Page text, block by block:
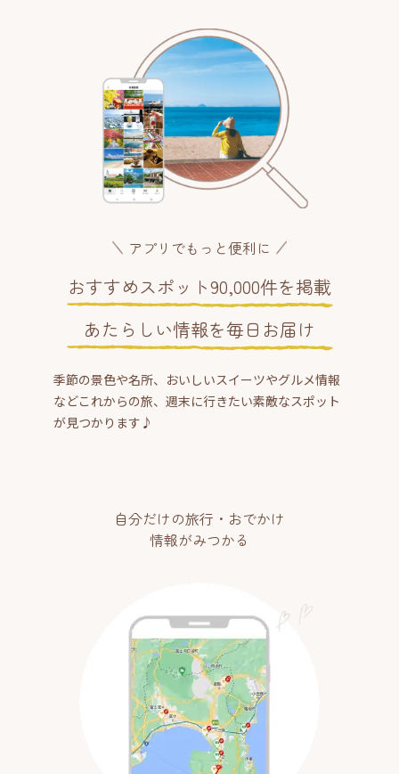
アプリでもっと便利に
おすすめスポット90,000件を掲載
あたらしい情報を毎日お届け
季節の景色や名所、おいしいスイーツやグルメ情報
などこれからの旅、週末に行きたい素敵なスポット
が見つかります♪
自分だけの旅行・おでかけ
情報がみつかる